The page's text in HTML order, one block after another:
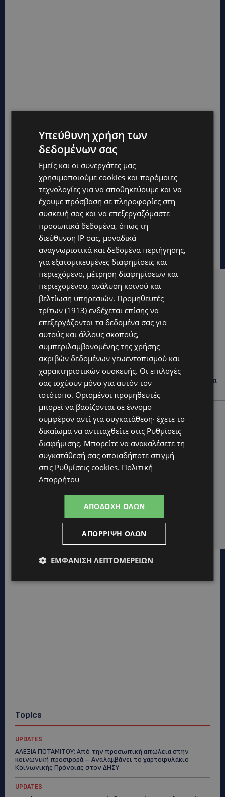
Hot this week
UPDATES
ΑΛΕΞΙΑ ΠΟΤΑΜΙΤΟΥ: Από την προσωπική απώλεια
στην κοινωνική προσφορά – Αναλαμβάνει το
χαρτοφυλάκιο Κοινωνικής Πρόνοιας στον ΔΗΣΥ
UPDATES
44ο ΦΕΣΤΙΒΑΛ ΛΕΥΚΑΡΩΝ: «Ο άνθρωπος είναι ο
πολιτισμός» – Η ξεχωριστή τιμή που επιφύλαξαν τα
Λεύκαρα-(Βίντεο)
UPDATES
ΜΑΚΑΡΙΟΣ ΔΡΟΥΣΙΩΤΗΣ: Ζητά τη στήριξη του κοινού
για τα δικαστικά έξοδα-Τι λέει ο ίδιος-(Βίντεο)
UPDATES
ΝΙΚΟΣ ΚΑΖΑΝΤΖΑΚΗΣ: Γιατί το έργο του εξακολουθεί
να μας αφορά
του» – Συγκλονίζει η μητέρα του 4χρονου Μάριου:
«Ζούμε σε μια επικίνδυνη πόλη» -(Βίντεο)
Topics
UPDATES
ΑΛΕΞΙΑ ΠΟΤΑΜΙΤΟΥ: Από την προσωπική απώλεια στην
κοινωνική προσφορά – Αναλαμβάνει το χαρτοφυλάκιο
Κοινωνικής Πρόνοιας στον ΔΗΣΥ
UPDATES
Υπεύθυνη χρήση των
δεδομένων σας
Εμείς και οι συνεργάτες μας
χρησιμοποιούμε cookies και παρόμοιες
τεχνολογίες για να αποθηκεύουμε και να
έχουμε πρόσβαση σε πληροφορίες στη
συσκευή σας και να επεξεργαζόμαστε
προσωπικά δεδομένα, όπως τη
διεύθυνση IP σας, μοναδικά
αναγνωριστικά και δεδομένα περιήγησης,
για εξατομικευμένες διαφημίσεις και
περιεχόμενο, μέτρηση διαφημίσεων και
περιεχομένου, ανάλυση κοινού και
βελτίωση υπηρεσιών. Προμηθευτές
τρίτων (1913) ενδέχεται επίσης να
επεξεργάζονται τα δεδομένα σας για
αυτούς και άλλους σκοπούς,
συμπεριλαμβανομένης της χρήσης
ακριβών δεδομένων γεωεντοπισμού και
χαρακτηριστικών συσκευής. Οι επιλογές
σας ισχύουν μόνο για αυτόν τον
ιστότοπο. Ορισμένοι προμηθευτές
μπορεί να βασίζονται σε έννομο
συμφέρον αντί για συγκατάθεση· έχετε το
δικαίωμα να αντιταχθείτε στις Ρυθμίσεις
διαφήμισης. Μπορείτε να ανακαλέσετε τη
συγκατάθεσή σας οποιαδήποτε στιγμή
στις Ρυθμίσεις cookies. Πολιτική
Απορρήτου
ΑΠΟΔΟΧΉ ΌΛΩΝ
ΑΠΌΡΡΙΨΗ ΌΛΩΝ
ΕΜΦΆΝΙΣΗ ΛΕΠΤΟΜΕΡΕΙΏΝ